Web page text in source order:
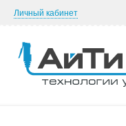
Личный кабинет